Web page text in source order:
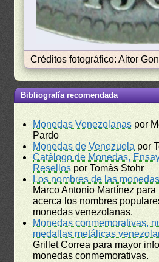
Créditos fotográfico: Aitor
Bibliografía recomendada
Monedas Venezolanas por
Pardo
Monedas de Venezuela por
Catálogo de Monedas,
Resellos por Tomás Stohr
Los nombres de las
Marco Antonio Martínez
acerca los nombres
monedas venezolanas.
Monedas conmemorativas,
medallas metálicas
Grillet Correa para mayor
monedas conmemorativas.